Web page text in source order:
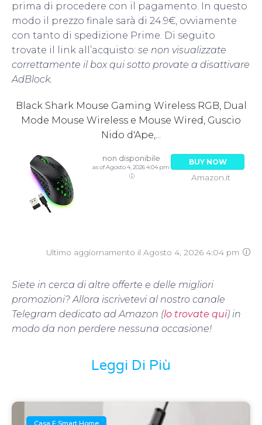
prima di procedere con il pagamento. In questo
modo il prezzo finale sarà di 24.9€, ovviamente
con tanto di spedizione Prime. Di seguito
trovate il link all’acquisto: se non visualizzate
correttamente il box qui sotto provate a disattivare
AdBlock.
Black Shark Mouse Gaming Wireless RGB, Dual
Mode Mouse Wireless e Mouse Wired, Guscio
Nido d'Ape,...
non disponibile
as of Agosto 4, 2026 4:04 pm
BUY NOW
Amazon.it
Ultimo aggiornamento il Agosto 4, 2026 4:04 pm
Siete in cerca di altre offerte e delle migliori
promozioni? Allora iscrivetevi al nostro canale
Telegram dedicato ad Amazon (lo trovate qui) in
modo da non perdere nessuna occasione!
Leggi Di Più
Casa E Smart Home